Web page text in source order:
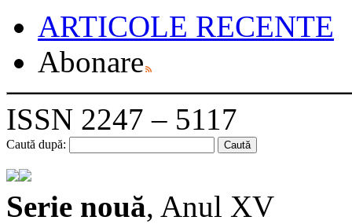
ARTICOLE RECENTE
Abonare
ISSN 2247 – 5117
Caută după:
Serie nouă, Anul XV